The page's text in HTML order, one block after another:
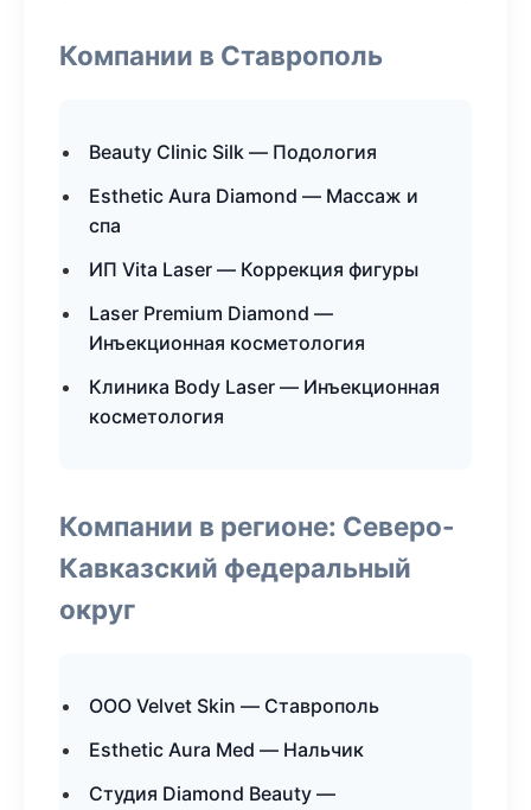
Компании в Ставрополь
Beauty Clinic Silk — Подология
Esthetic Aura Diamond — Массаж и
спа
ИП Vita Laser — Коррекция фигуры
Laser Premium Diamond —
Инъекционная косметология
Клиника Body Laser — Инъекционная
косметология
Компании в регионе: Северо-
Кавказский федеральный
округ
ООО Velvet Skin — Ставрополь
Esthetic Aura Med — Нальчик
Студия Diamond Beauty —